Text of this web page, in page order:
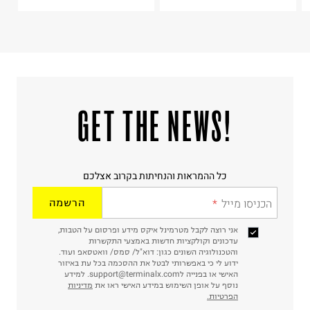
!GET THE NEWS
כל ההמראות והנחיתות בקרוב אצלכם
הכניסו מייל הרשמה
אני רוצה לקבל מטרמינל איקס מידע ופרסום על הטבות,
עדכונים וקולקציות חדשות באמצעי התקשרות
והטכנולוגיה השונים כגון: דוא"ל/ סמס/ וואטסאפ ועוד.
ידוע לי כי באפשרותי לבטל את ההסכמה בכל עת באיזור
האישי או בפנייה לsupport@terminalx.com. למידע
נוסף על אופן השימוש במידע האישי ראו את מדיניות
הפרטיות.